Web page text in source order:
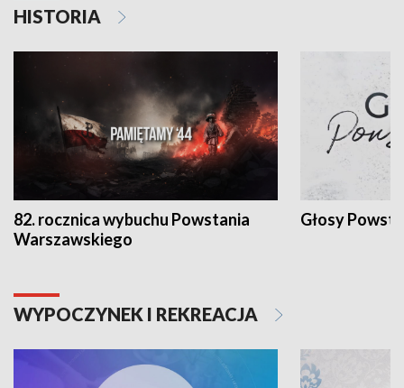
HISTORIA
82. rocznica wybuchu Powstania
Warszawskiego
Głosy
WYPOCZYNEK I REKREACJA